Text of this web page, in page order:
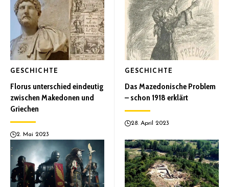
GESCHICHTE
Florus unterschied eindeutig
zwischen Makedonen und
Griechen
2. Mai 2023
GESCHICHTE
Das Mazedonische Problem
– schon 1918 erklärt
28. April 2023